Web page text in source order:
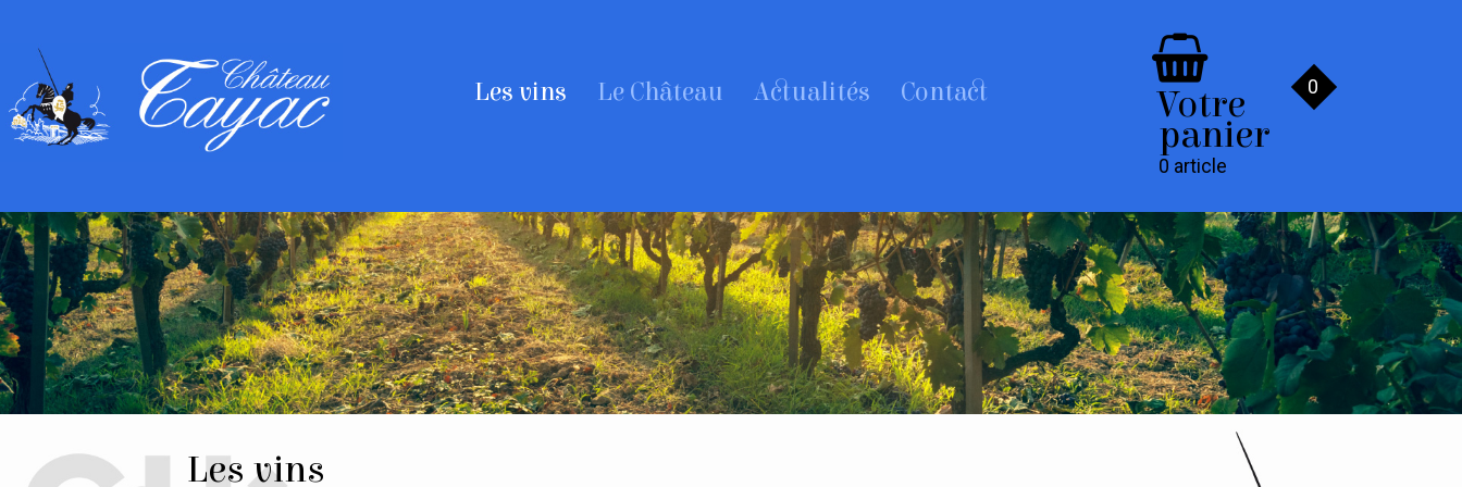
Les vins Le Château Actualités Contact 0
Votre
panier
0 article
Les vins